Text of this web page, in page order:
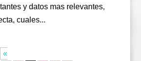
y datos mas relevantes,
cuales...
«